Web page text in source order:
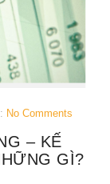
No Comments
– KẾ
GÌ?